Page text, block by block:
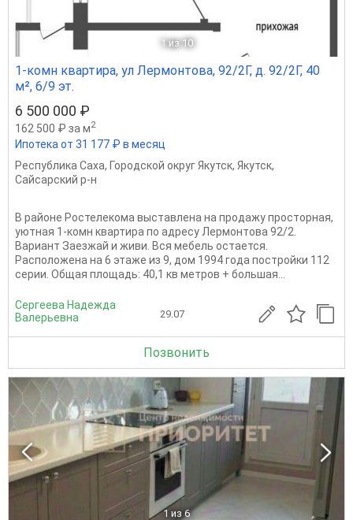
1 из 10
1-комн квартира, ул Лермонтова, 92/2Г, д. 92/2Г, 40
м², 6/9 эт.
6 500 000 ₽
162 500 ₽ за м2
Ипотека от 31 177 ₽ в месяц
Республика Саха, Городской округ Якутск, Якутск,
Сайсарский р-н
В районе Ростелекома выставлена на продажу просторная,
уютная 1-комн квартира по адресу Лермонтова 92/2.
Вариант Заезжай и живи. Вся мебель остается.
Расположена на 6 этаже из 9, дом 1994 года постройки 112
серии. Общая площадь: 40,1 кв метров + большая...
Сергеева Надежда
Валерьевна
29.07
Позвонить
1 из 6